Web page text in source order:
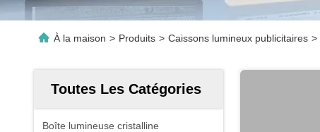
À la maison > Produits > Caissons lumineux publicitaires >
Toutes Les Catégories
Boîte lumineuse cristalline